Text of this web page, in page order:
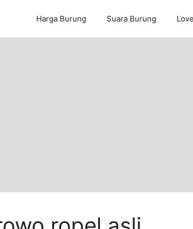
Harga Burung Suara Burung